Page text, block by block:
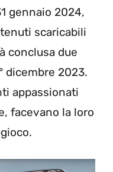
gennaio 2024,
scaricabili
conclusa due
dicembre 2023.
appassionati
facevano la loro